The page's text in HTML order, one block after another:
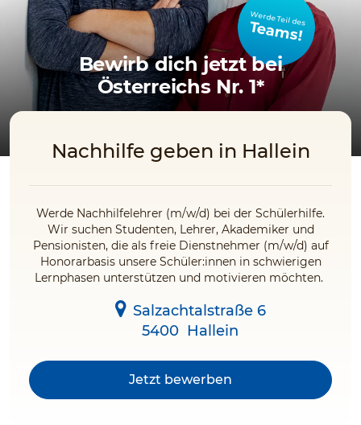
Werde Teil des
Teams!
Bewirb dich jetzt bei
Österreichs Nr. 1*
Nachhilfe geben in Hallein
Werde Nachhilfelehrer (m/w/d) bei der Schülerhilfe.
Wir suchen Studenten, Lehrer, Akademiker und
Pensionisten, die als freie Dienstnehmer (m/w/d) auf
Honorarbasis unsere Schüler:innen in schwierigen
Lernphasen unterstützen und motivieren möchten.
Salzachtalstraße 6
5400 Hallein
Jetzt bewerben